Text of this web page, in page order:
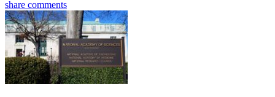
share comments